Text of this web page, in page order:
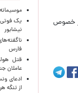
پاسخگویی در خصوص
نیشابور
فارس
قتل
عاملان
ادعای
از تنگه